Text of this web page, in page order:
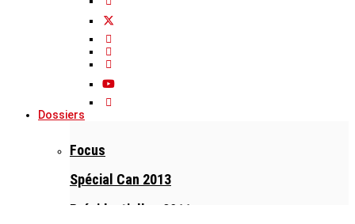
Dossiers
Focus
Spécial Can 2013
Présidentielles 2011